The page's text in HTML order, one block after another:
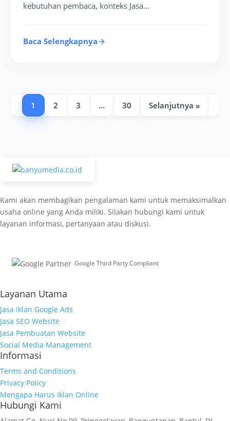
kebutuhan pembaca, konteks Jasa...
Baca Selengkapnya
1 2 3 … 30 Selanjutnya »
Kami akan membagikan pengalaman kami untuk memaksimalkan
usaha online yang Anda miliki. Silakan hubungi kami untuk
layanan informasi, pertanyaan atau diskusi.
Google Third Party Compliant
Layanan Utama
Jasa Iklan Google Ads
Jasa SEO Website
Jasa Pembuatan Website
Social Media Management
Informasi
Terms and Conditions
Privacy Policy
Mengapa Harus Iklan Online
Hubungi Kami